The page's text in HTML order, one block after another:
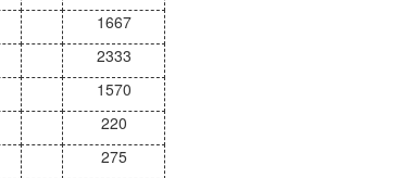
1667
2333
1570
220
275